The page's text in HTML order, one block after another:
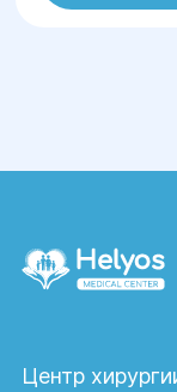
может
Центр